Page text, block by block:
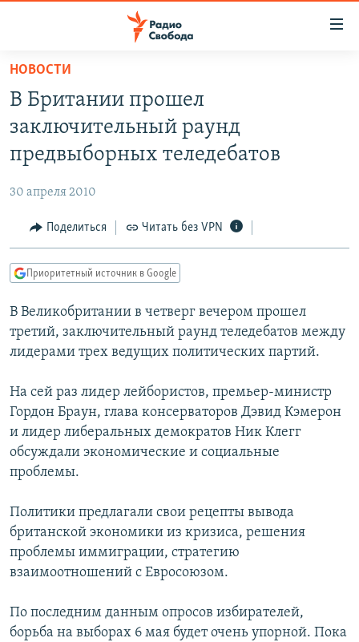
упрощенного
доступа
основному
Вернутся
Вернутся
поиску
ПОДКАСТЫ
АВТОРСКИЕ ПРОЕКТЫ
МНЕНИЯ
КУЛЬТУРА
КАВКАЗ.РЕАЛИИ
СЕВЕР.РЕАЛИИ
СИБИРЬ.РЕАЛИИ
ПОДПИШИТЕСЬ НА РАССЫЛКУ
СОЦИАЛЬНЫЕ СЕТИ
Все сайты РСЕ/РС
НОВОСТИ
В Британии прошел
заключительный раунд
предвыборных теледебатов
30 апреля 2010
Поделиться Читать без VPN
Приоритетный источник в Google
В Великобритании в четверг вечером прошел
третий, заключительный раунд теледебатов между
лидерами трех ведущих политических партий.
На сей раз лидер лейбористов, премьер-министр
Гордон Браун, глава консерваторов Дэвид Кэмерон
и лидер либеральных демократов Ник Клегг
обсуждали экономические и социальные
проблемы.
Политики предлагали свои рецепты вывода
британской экономики из кризиса, решения
проблемы иммиграции, стратегию
взаимоотношений с Евросоюзом.
По последним данным опросов избирателей,
борьба на выборах 6 мая будет очень упорной. Пока